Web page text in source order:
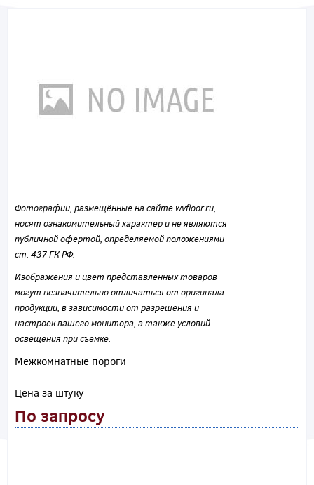
Фотографии, размещённые на сайте wvfloor.ru,
носят ознакомительный характер и не являются
публичной офертой, определяемой положениями
ст. 437 ГК РФ.
Изображения и цвет представленных товаров
могут незначительно отличаться от оригинала
продукции, в зависимости от разрешения и
настроек вашего монитора, а также условий
освещения при съемке.
Межкомнатные пороги
Цена за штуку
По запросу